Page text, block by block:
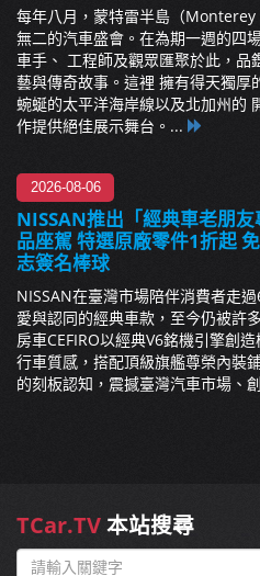
每年八月，蒙特雷半島（
無二的汽車盛會。在為期一週的四
車手、 工程師及觀眾匯聚於此，品
藝與傳奇故事。這裡 擁有得天獨厚
蜿蜒的太平洋海岸線以及北加州的
作提供絕佳展示舞台。...
2026-08-06
NISSAN推出「經典車老朋
品座駕 特選原廠零件1折起
志簽名棒球
NISSAN在臺灣市場陪伴消費者走
愛與認同的經典車款，至今仍被許
房車CEFIRO以經典V6銘機引擎創
行車質感，搭配頂級旗艦尊榮內裝
的刻板認知，震撼臺灣汽車市場、
TCar.TV本站搜尋